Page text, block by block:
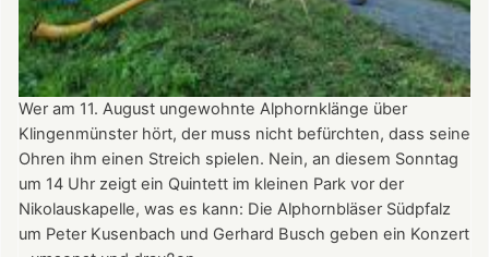
2024
ganztägig
für
Besucher
geöffnet.
Wer am 11. August ungewohnte Alphornklänge über
Klingenmünster hört, der muss nicht befürchten, dass seine
Ohren ihm einen Streich spielen. Nein, an diesem Sonntag
um 14 Uhr zeigt ein Quintett im kleinen Park vor der
Nikolauskapelle, was es kann: Die Alphornbläser Südpfalz
um Peter Kusenbach und Gerhard Busch geben ein Konzert